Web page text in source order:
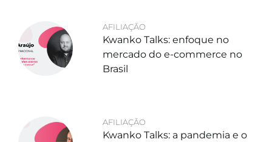
AFILIAÇÃO
Kwanko Talks: enfoque no
mercado do e-commerce no
Brasil
AFILIAÇÃO
Kwanko Talks: a pandemia e o